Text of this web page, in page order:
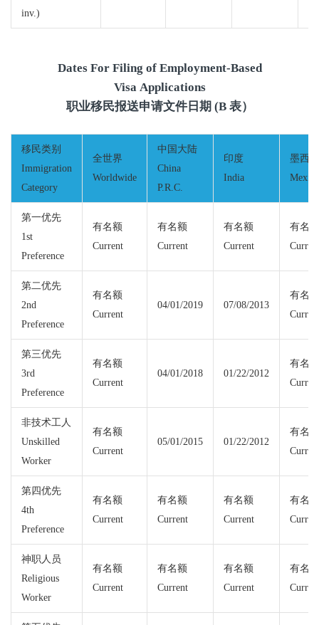
inv.)
Dates For Filing of Employment-Based
Visa Applications
职业移民报送申请文件日期 (B 表）
移民类别
Immigration
Category
全世界
Worldwide
中国大陆
China
P.R.C.
印度
India
墨西哥
Mexico
第一优先
1st
Preference
有名额
Current
有名额
Current
有名额
Current
有名额
第二优先
2nd
Preference
有名额
Current
04/01/2019 07/08/2013
有名额
第三优先
3rd
Preference
有名额
Current
04/01/2018 01/22/2012
有名额
非技术工人
Unskilled
Worker
有名额
Current
05/01/2015 01/22/2012
有名额
第四优先
4th
Preference
有名额
Current
有名额
Current
有名额
Current
有名额
神职人员
Religious
Worker
有名额
Current
有名额
Current
有名额
Current
有名额